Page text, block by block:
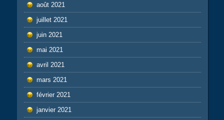
août 2021
juillet 2021
juin 2021
mai 2021
avril 2021
mars 2021
février 2021
janvier 2021